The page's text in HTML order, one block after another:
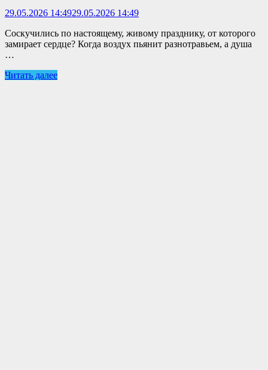
29.05.2026 14:4929.05.2026 14:49
Соскучились по настоящему, живому празднику, от которого
замирает сердце? Когда воздух пьянит разнотравьем, а душа
…
Читать далее